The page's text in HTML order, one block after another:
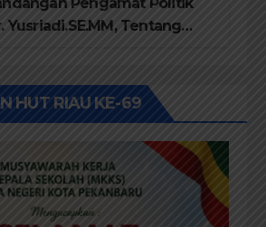
Pengamat Politik
Yusriadi.SE.MM, Tentang
HUT RIAU KE-69